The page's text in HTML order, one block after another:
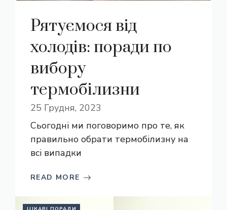
Рятуємося від
холодів: поради по
вибору
термобілизни
25 Грудня, 2023
Сьогодні ми поговоримо про те, як
правильно обрати термобілизну на
всі випадки
READ MORE